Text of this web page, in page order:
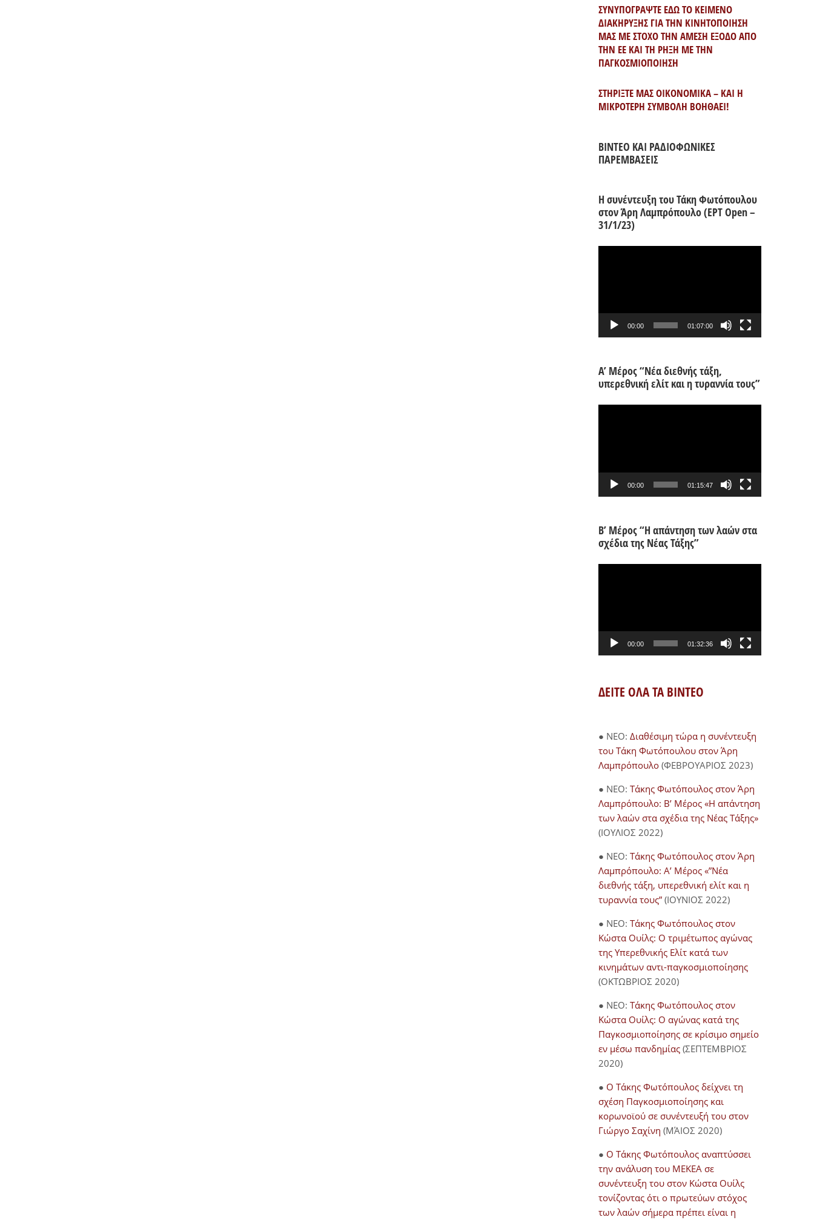
ΣΥΝΥΠΟΓΡΑΨΤΕ ΕΔΩ ΤΟ ΚΕΙΜΕΝΟ
ΔΙΑΚΗΡΥΞΗΣ ΓΙΑ ΤΗΝ ΚΙΝΗΤΟΠΟΙΗΣΗ
ΜΑΣ ΜΕ ΣΤΟΧΟ ΤΗΝ ΑΜΕΣΗ ΕΞΟΔΟ ΑΠΟ
ΤΗΝ ΕΕ ΚΑΙ ΤΗ ΡΗΞΗ ΜΕ ΤΗΝ
ΠΑΓΚΟΣΜΙΟΠΟΙΗΣΗ
ΣΤΗΡΙΞΤΕ ΜΑΣ ΟΙΚΟΝΟΜΙΚΑ – ΚΑΙ Η
ΜΙΚΡΟΤΕΡΗ ΣΥΜΒΟΛΗ ΒΟΗΘΑΕΙ!
ΒΙΝΤΕΟ ΚΑΙ ΡΑΔΙΟΦΩΝΙΚΕΣ
ΠΑΡΕΜΒΑΣΕΙΣ
Η συνέντευξη του Τάκη Φωτόπουλου
στον Άρη Λαμπρόπουλο (ΕΡΤ Open –
31/1/23)
00:00 01:07:00
Α’ Μέρος “Νέα διεθνής τάξη,
υπερεθνική ελίτ και η τυραννία τους”
00:00 01:15:47
Β’ Μέρος “Η απάντηση των λαών στα
σχέδια της Νέας Τάξης”
00:00 01:32:36
ΔΕΙΤΕ ΟΛΑ ΤΑ ΒΙΝΤΕΟ
● NEO: Διαθέσιμη τώρα η συνέντευξη
του Τάκη Φωτόπουλου στον Άρη
Λαμπρόπουλο(ΦΕΒΡΟΥΑΡΙΟΣ 2023)
● NEO: Τάκης Φωτόπουλος στον Άρη
Λαμπρόπουλο: Β’ Μέρος «Η απάντηση
των λαών στα σχέδια της Νέας Τάξης»
(ΙΟΥΛΙΟΣ 2022)
● NEO: Τάκης Φωτόπουλος στον Άρη
Λαμπρόπουλο: Α’ Μέρος «”Νέα
διεθνής τάξη, υπερεθνική ελίτ και η
τυραννία τους” (ΙΟΥΝΙΟΣ 2022)
● NEO: Τάκης Φωτόπουλος στον
Κώστα Ουίλς: Ο τριμέτωπος αγώνας
της Υπερεθνικής Ελίτ κατά των
κινημάτων αντι-παγκοσμιοποίησης
(ΟΚΤΩΒΡΙΟΣ 2020)
● NEO: Τάκης Φωτόπουλος στον
Κώστα Ουίλς: Ο αγώνας κατά της
Παγκοσμιοποίησης σε κρίσιμο σημείο
εν μέσω πανδημίας (ΣΕΠΤΕΜΒΡΙΟΣ
2020)
● Ο Τάκης Φωτόπουλος δείχνει τη
σχέση Παγκοσμιοποίησης και
κορωνοϊού σε συνέντευξή του στον
Γιώργο Σαχίνη (ΜΆΙΟΣ 2020)
● O Τάκης Φωτόπουλος αναπτύσσει
την ανάλυση του ΜΕΚΕΑ σε
συνέντευξη του στον Κώστα Ουίλς
τονίζοντας ότι ο πρωτεύων στόχος
των λαών σήμερα πρέπει είναι η